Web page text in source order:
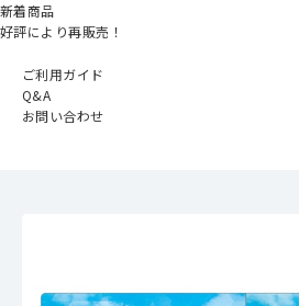
新着商品
好評により再販売！
ご利用ガイド
Q&A
お問い合わせ